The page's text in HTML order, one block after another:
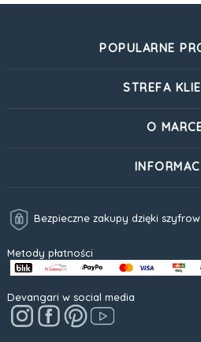
POPULARNE
STREFA
O
Bezpieczne zakupy dzięki
Metody płatności
Devangari w social media